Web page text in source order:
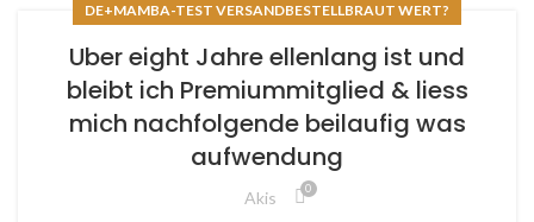
DE+MAMBA-TEST VERSANDBESTELLBRAUT WERT?
Uber eight Jahre ellenlang ist und
bleibt ich Premiummitglied & liess
mich nachfolgende beilaufig was
aufwendung
Akis 0